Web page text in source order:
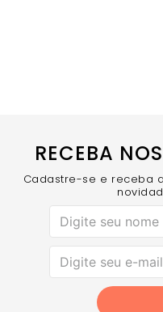
RECEBA
Cadastre-se e receba